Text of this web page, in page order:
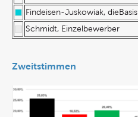
Findeisen-Juskowiak, dieBasis
Schmidt, Einzelbewerber
Zweitstimmen